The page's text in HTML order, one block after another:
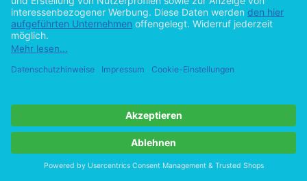
Zur Desktop-Version
Copyright ©Imprint in der Bedey & Thoms Media GmbH powered
byOpen Publishing
Cookie-Einstellungen